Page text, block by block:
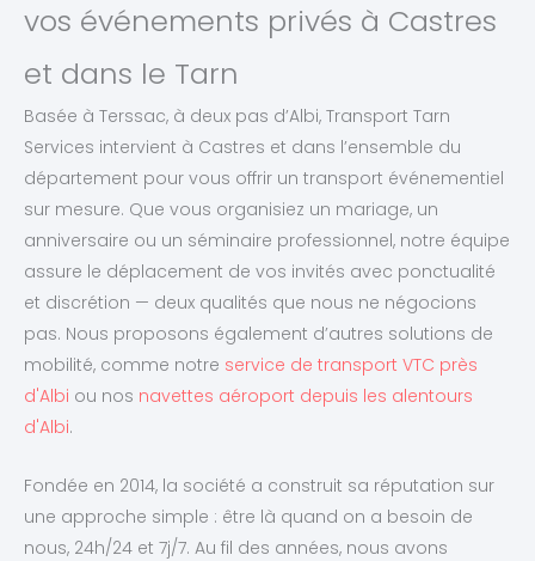
vos événements privés à Castres
et dans le Tarn
Basée à Terssac, à deux pas d’Albi, Transport Tarn
Services intervient à Castres et dans l’ensemble du
département pour vous offrir un transport événementiel
sur mesure. Que vous organisiez un mariage, un
anniversaire ou un séminaire professionnel, notre équipe
assure le déplacement de vos invités avec ponctualité
et discrétion — deux qualités que nous ne négocions
pas. Nous proposons également d’autres solutions de
mobilité, comme notre service de transport VTC près
d'Albi ou nos navettes aéroport depuis les alentours
d'Albi.
Fondée en 2014, la société a construit sa réputation sur
une approche simple : être là quand on a besoin de
nous, 24h/24 et 7j/7. Au fil des années, nous avons